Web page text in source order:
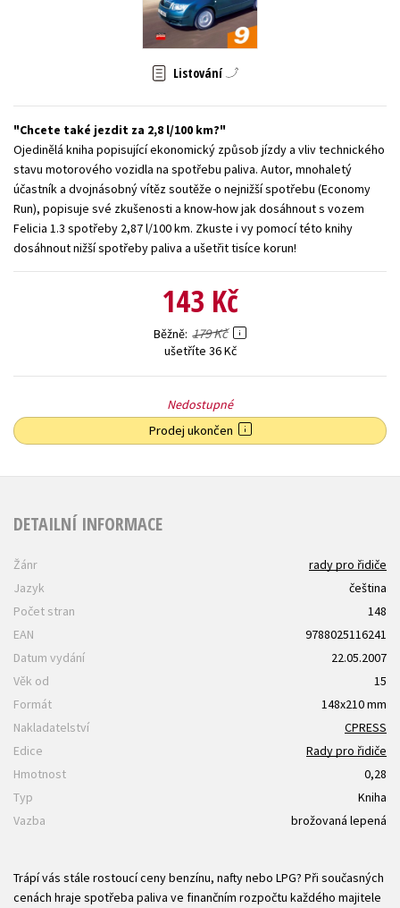
Zahraniční literatura
Všechny tituly
Listování
Chcete také jezdit za 2,8 l/100 km?
Ojedinělá kniha popisující ekonomický způsob jízdy a vliv technického
stavu motorového vozidla na spotřebu paliva. Autor, mnohaletý
účastník a dvojnásobný vítěz soutěže o nejnižší spotřebu (Economy
Run), popisuje své zkušenosti a know-how jak dosáhnout s vozem
Felicia 1.3 spotřeby 2,87 l/100 km. Zkuste i vy pomocí této knihy
dosáhnout nižší spotřeby paliva a ušetřit tisíce korun!
143 Kč
Běžně 179 Kč
ušetříte 36 Kč
Nedostupné
Prodej ukončen
DETAILNÍ INFORMACE
Žánr
rady pro řidiče
Jazyk
čeština
Počet stran
148
EAN
9788025116241
Datum vydání
22.05.2007
Věk od
15
Formát
148x210 mm
Nakladatelství
CPRESS
Edice
Rady pro řidiče
Hmotnost
0,28
Typ
Kniha
Vazba
brožovaná lepená
Trápí vás stále rostoucí ceny benzínu, nafty nebo LPG? Při současných
cenách hraje spotřeba paliva ve finančním rozpočtu každého majitele